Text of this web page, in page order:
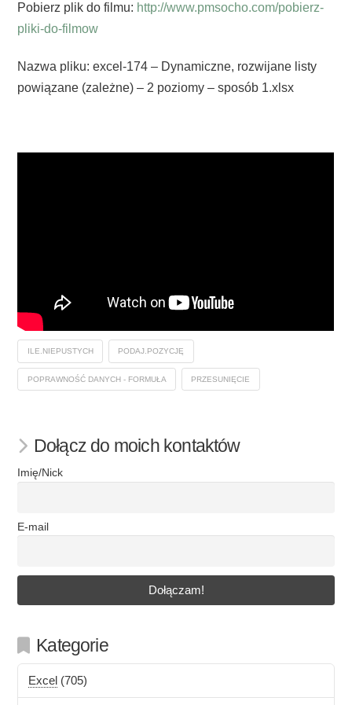
Pobierz plik do filmu: http://www.pmsocho.com/pobierz-
pliki-do-filmow
Nazwa pliku: excel-174 – Dynamiczne, rozwijane listy
powiązane (zależne) – 2 poziomy – sposób 1.xlsx
ILE.NIEPUSTYCH PODAJ.POZYCJĘ
POPRAWNOŚĆ DANYCH - FORMUŁA PRZESUNIĘCIE
Dołącz do moich kontaktów
Imię/Nick
E-mail
Kategorie
Excel (705)